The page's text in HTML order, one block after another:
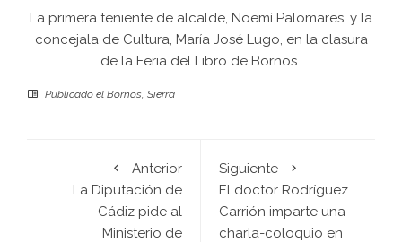
La primera teniente de alcalde, Noemí Palomares, y la
concejala de Cultura, María José Lugo, en la clasura
de la Feria del Libro de Bornos..
Publicado el Bornos Sierra
Anterior
La Diputación de
Cádiz pide al
Ministerio de
Siguiente
El doctor Rodríguez
Carrión imparte una
charla-coloquio en